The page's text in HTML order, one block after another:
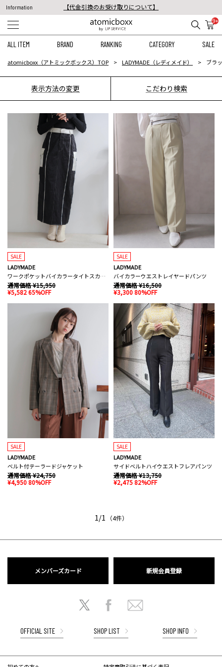
Information
【代金引換のお受け取りについて】
税込11,000円以上のご注文で送料無料！
9+
ALL ITEM BRAND RANKING CATEGORY SALE
atomicboxx（アトミックボックス）TOP LADYMADE（レディメイド） ブラ
表示方法の変更 こだわり検索
SALE
LADYMADE
ワークポケットバイカラータイトスカート
通常価格 ¥15,950
¥5,582 65%OFF
SALE
LADYMADE
バイカラーウエストレイヤードパンツ
通常価格 ¥16,500
¥3,300 80%OFF
SALE
LADYMADE
ベルト付テーラードジャケット
通常価格 ¥24,750
¥4,950 80%OFF
SALE
LADYMADE
サイドベルトハイウエストフレアパンツ
通常価格 ¥13,750
¥2,475 82%OFF
1/1 （4件）
メンバーズカード 新規会員登録
OFFICIAL SITE SHOP LIST SHOP INFO